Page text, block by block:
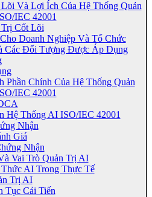
Và Lợi Ích Của Hệ Thống Quản
IEC 42001
Cốt Lõi
Doanh Nghiệp Và Tổ Chức
Các Đối Tượng Được Áp Dụng
Phần Chính Của Hệ Thống Quản
IEC 42001
Hệ Thống AI ISO/IEC 42001
Nhận
Giá
Nhận
Vai Trò Quản Trị AI
AI Trong Thực Tế
Trị AI
Tục Cải Tiến